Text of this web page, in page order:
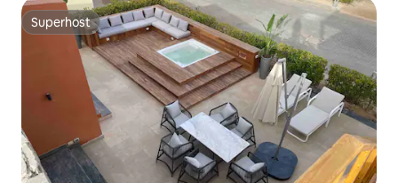
Superhost
Superhost